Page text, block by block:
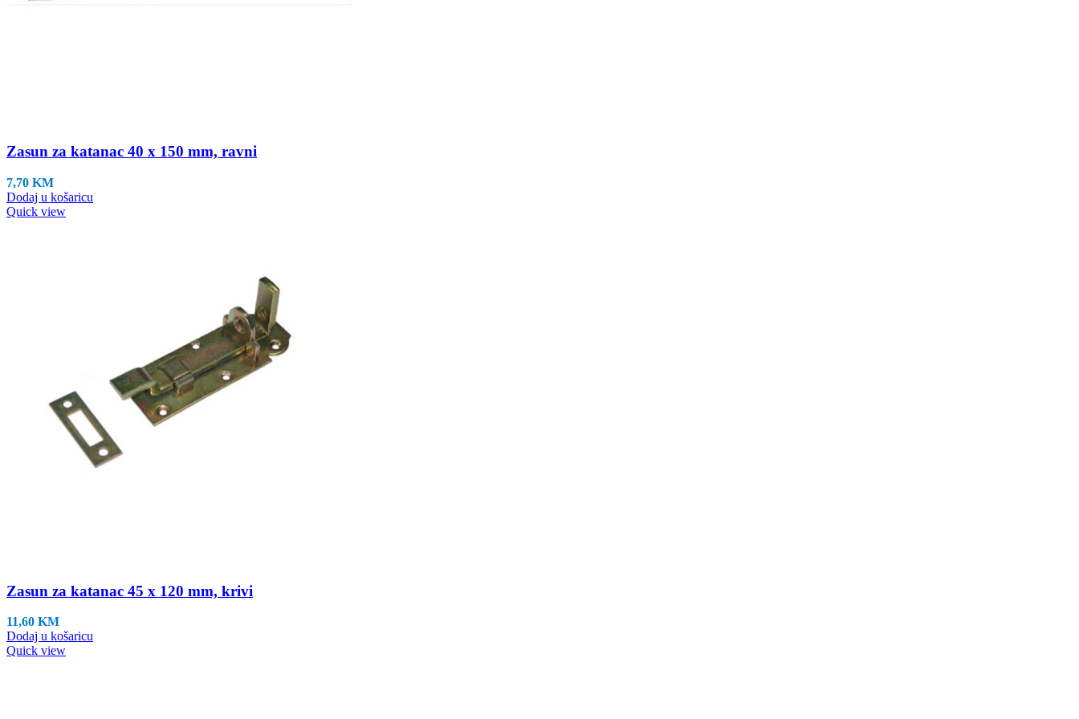
Zasun za katanac 40 x 150 mm, ravni
7,70 KM
Dodaj u košaricu
Quick view
Zasun za katanac 45 x 120 mm, krivi
11,60 KM
Dodaj u košaricu
Quick view